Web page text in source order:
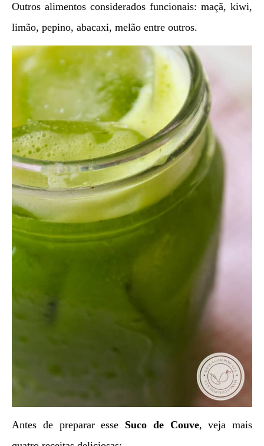
Outros alimentos considerados funcionais: maçã, kiwi,
limão, pepino, abacaxi, melão entre outros.
Antes de preparar esse Suco de Couve, veja mais